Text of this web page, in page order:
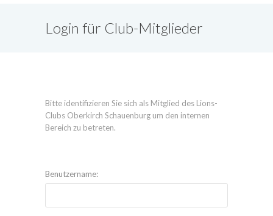
Login für Club-Mitglieder
Bitte identifizieren Sie sich als Mitglied des Lions-
Clubs Oberkirch Schauenburg um den internen
Bereich zu betreten.
Benutzername: